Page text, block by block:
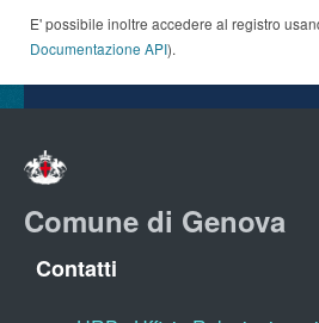
E' possibile inoltre accedere al registro
Documentazione API).
Comune di Genova
Contatti